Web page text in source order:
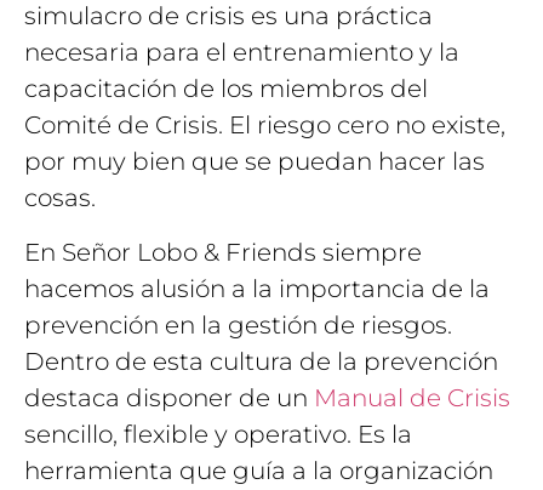
simulacro de crisis es una práctica
necesaria para el entrenamiento y la
capacitación de los miembros del
Comité de Crisis. El riesgo cero no existe,
por muy bien que se puedan hacer las
cosas.
En Señor Lobo & Friends siempre
hacemos alusión a la importancia de la
prevención en la gestión de riesgos.
Dentro de esta cultura de la prevención
destaca disponer de un Manual de Crisis
sencillo, flexible y operativo. Es la
herramienta que guía a la organización